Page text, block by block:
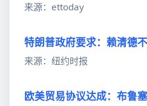
来源：ettoday
特朗普政府要求：赖清德
来源：纽约时报
欧美贸易协议达成：布鲁